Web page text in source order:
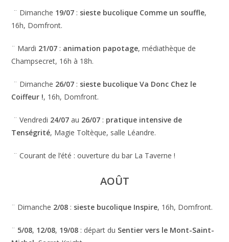
¨ Dimanche 19/07 : sieste bucolique Comme un souffle,
16h, Domfront.
¨ Mardi 21/07 : animation papotage, médiathèque de
Champsecret, 16h à 18h.
¨ Dimanche 26/07 : sieste bucolique Va Donc Chez le
Coiffeur !, 16h, Domfront.
¨ Vendredi 24/07 au 26/07 : pratique intensive de
Tenségrité, Magie Toltèque, salle Léandre.
¨ Courant de l’été : ouverture du bar La Taverne !
AOÛT
¨ Dimanche 2/08 : sieste bucolique Inspire, 16h, Domfront.
¨ 5/08, 12/08, 19/08 : départ du Sentier vers le Mont-Saint-